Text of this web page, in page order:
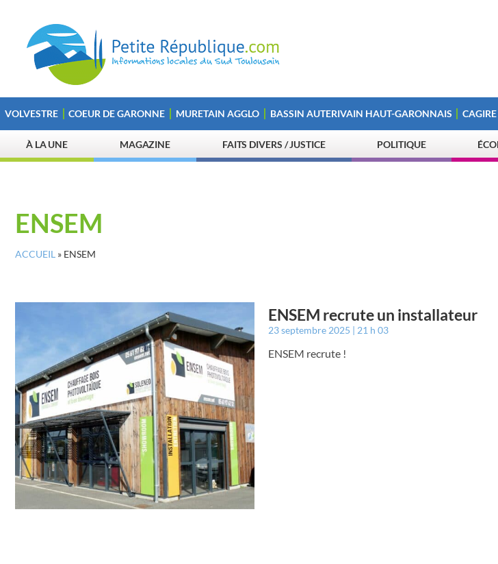
VOLVESTRE COEUR DE GARONNE MURETAIN AGGLO BASSIN AUTERIVAIN HAUT-GARONNAIS
À LA UNE MAGAZINE FAITS DIVERS / JUSTICE POLITIQUE
ENSEM
ACCUEIL » ENSEM
ENSEM recrute un installateur
23 septembre 2025 21 h 03
ENSEM recrute !